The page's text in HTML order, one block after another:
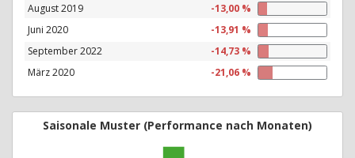
August 2019
-13,00 %
Juni 2020
-13,91 %
September 2022
-14,73 %
März 2020
-21,06 %
Saisonale Muster (Performance nach Monaten)